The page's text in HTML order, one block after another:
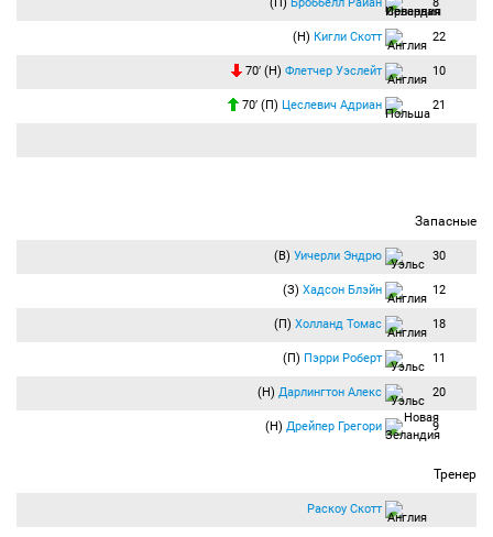
(Н) Кигли Скотт 22
70′ (Н) Флетчер Уэслейт 10
70′ (П) Цеслевич Адриан 21
Запасные
(В) Уичерли Эндрю 30
(З) Хадсон Блэйн 12
(П) Холланд Томас 18
(П) Пэрри Роберт 11
(Н) Дарлингтон Алекс 20
(Н) Дрейпер Грегори 9
Тренер
Раскоу Скотт